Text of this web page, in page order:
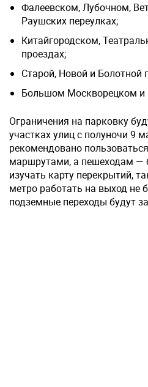
Фалеевском, Лубочном,
Раушских переулках;
Китайгородском,
проездах;
Старой, Новой и Болотной
Большом Москворецком и
Ограничения на парковку
участках улиц с полуночи 9
рекомендовано
маршрутами, а пешеходам —
изучать карту перекрытий,
метро работать на выход не
подземные переходы будут